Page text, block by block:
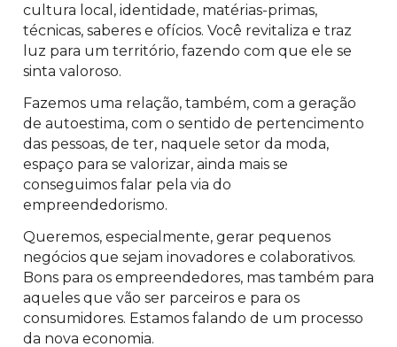
cultura local, identidade, matérias-primas,
técnicas, saberes e ofícios. Você revitaliza e traz
luz para um território, fazendo com que ele se
sinta valoroso.
Fazemos uma relação, também, com a geração
de autoestima, com o sentido de pertencimento
das pessoas, de ter, naquele setor da moda,
espaço para se valorizar, ainda mais se
conseguimos falar pela via do
empreendedorismo.
Queremos, especialmente, gerar pequenos
negócios que sejam inovadores e colaborativos.
Bons para os empreendedores, mas também para
aqueles que vão ser parceiros e para os
consumidores. Estamos falando de um processo
da nova economia.